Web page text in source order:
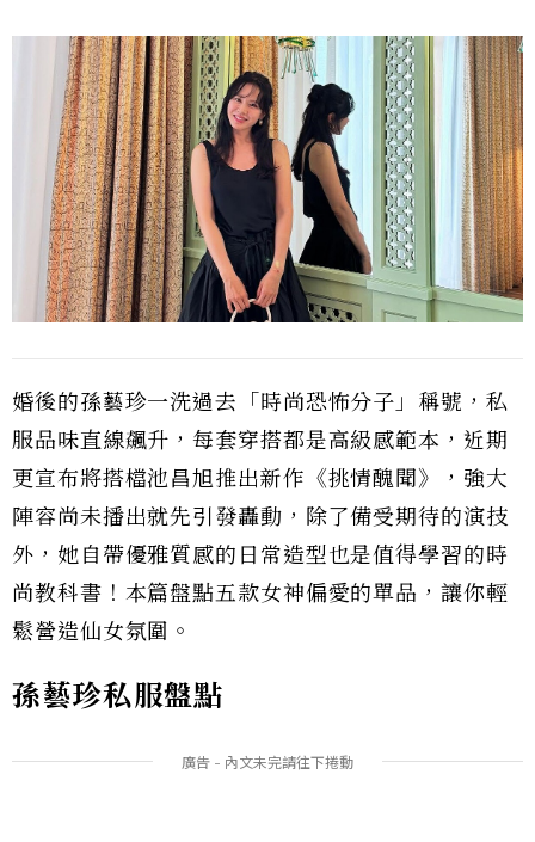
婚後的孫藝珍一洗過去「時尚恐怖分子」稱號，私
服品味直線飆升，每套穿搭都是高級感範本，近期
更宣布將搭檔池昌旭推出新作《挑情醜聞》，強大
陣容尚未播出就先引發轟動，除了備受期待的演技
外，她自帶優雅質感的日常造型也是值得學習的時
尚教科書！本篇盤點五款女神偏愛的單品，讓你輕
鬆營造仙女氛圍。
孫藝珍私服盤點